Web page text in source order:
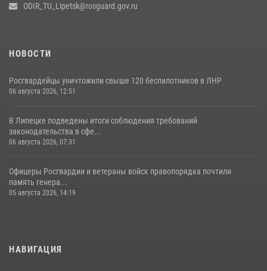
ODIR_TU_Lipetsk@rosguard.gov.ru
НОВОСТИ
Росгвардейцы уничтожили свыше 120 беспилотников в ЛНР
06 августа 2026, 12:51
В Липецке подведены итоги соблюдения требований
законодательства в сфе...
06 августа 2026, 07:31
Офицеры Росгвардии и ветераны войск правопорядка почтили
память генера...
05 августа 2026, 14:19
НАВИГАЦИЯ